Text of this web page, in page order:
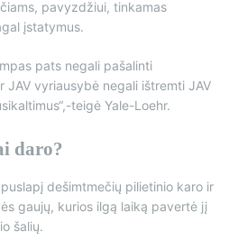
pavyzdžiui, tinkamas
įstatymus.
pats negali pašalinti
JAV vyriausybė negali ištremti JAV
teigė Yale-Loehr.
daro?
dešimtmečių pilietinio karo ir
gaujų, kurios ilgą laiką pavertė jį
šalių.